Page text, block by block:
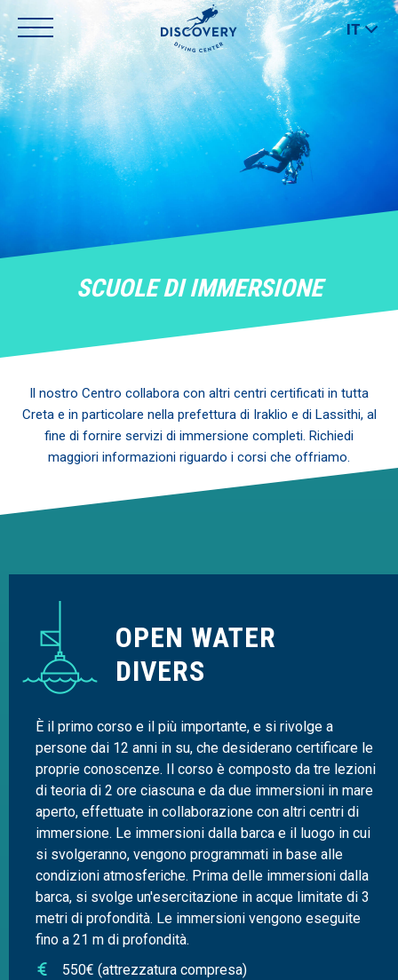
Jump
to
navigation
IT
Back
to
top
SCUOLE DI IMMERSIONE
Il nostro Centro collabora con altri centri certificati in tutta
Creta e in particolare nella prefettura di Iraklio e di Lassithi, al
fine di fornire servizi di immersione completi. Richiedi
maggiori informazioni riguardo i corsi che offriamo.
OPEN WATER
DIVERS
È il primo corso e il più importante, e si rivolge a
persone dai 12 anni in su, che desiderano certificare le
proprie conoscenze. Il corso è composto da tre lezioni
di teoria di 2 ore ciascuna e da due immersioni in mare
aperto, effettuate in collaborazione con altri centri di
immersione. Le immersioni dalla barca e il luogo in cui
si svolgeranno, vengono programmati in base alle
condizioni atmosferiche. Prima delle immersioni dalla
barca, si svolge un'esercitazione in acque limitate di 3
metri di profondità. Le immersioni vengono eseguite
fino a 21 m di profondità.
550€ (attrezzatura compresa)